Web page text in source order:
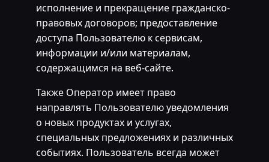
исполнение и прекращение гражданско-
правовых договоров; предоставление
доступа Пользователю к сервисам,
информации и/или материалам,
содержащимся на веб-сайте.
Также Оператор имеет право
направлять Пользователю уведомления
о новых продуктах и услугах,
специальных предложениях и различных
событиях. Пользователь всегда может